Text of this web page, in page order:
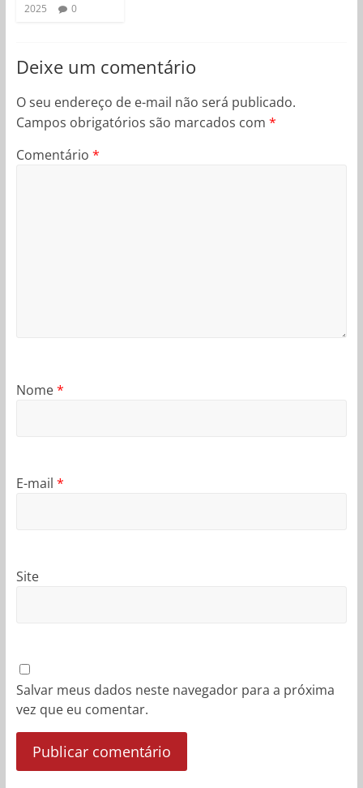
2025
0
Deixe um comentário
O seu endereço de e-mail não será publicado.
Campos obrigatórios são marcados com *
Comentário *
Nome*
E-mail *
Site
Salvar meus dados neste navegador para a próxima
vez que eu comentar.